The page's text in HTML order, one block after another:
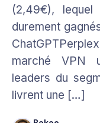
(2,49€),
durement
marché VPN
leaders du
livrent une […]